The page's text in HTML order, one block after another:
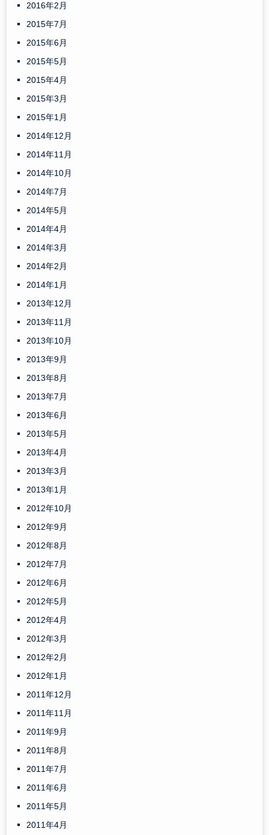
2016年2月
2015年7月
2015年6月
2015年5月
2015年4月
2015年3月
2015年1月
2014年12月
2014年11月
2014年10月
2014年7月
2014年5月
2014年4月
2014年3月
2014年2月
2014年1月
2013年12月
2013年11月
2013年10月
2013年9月
2013年8月
2013年7月
2013年6月
2013年5月
2013年4月
2013年3月
2013年1月
2012年10月
2012年9月
2012年8月
2012年7月
2012年6月
2012年5月
2012年4月
2012年3月
2012年2月
2012年1月
2011年12月
2011年11月
2011年9月
2011年8月
2011年7月
2011年6月
2011年5月
2011年4月